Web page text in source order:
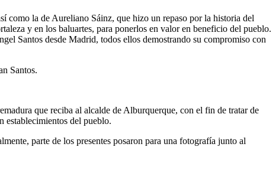
como la de Aureliano Sáinz, que hizo un repaso por la historia del
y en los baluartes, para ponerlos en valor en beneficio del pueblo.
Santos desde Madrid, todos ellos demostrando su compromiso con
Santos.
que reciba al alcalde de Alburquerque, con el fin de tratar de
establecimientos del pueblo.
parte de los presentes posaron para una fotografía junto al